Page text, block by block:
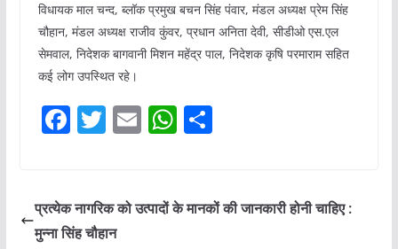
विधायक माल चन्द, ब्लॉक प्रमुख बचन सिंह पंवार, मंडल अध्यक्ष प्रेम सिंह
चौहान, मंडल अध्यक्ष राजीव कुंवर, प्रधान अनिता देवी, सीडीओ एस.एल
सेमवाल, निदेशक बागवानी मिशन महेंद्र पाल, निदेशक कृषि परमाराम सहित
कई लोग उपस्थित रहे।
F
e
b
T
er
E
l
W
s
S
e
प्रत्येक नागरिक को उत्पादों के मानकों की जानकारी होनी चाहिए :
मुन्ना सिंह चौहान